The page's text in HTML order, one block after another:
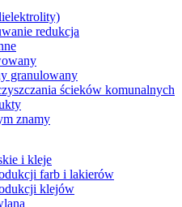
redukcja
granulowany
ścieków komunalnych
znamy
i kleje
farb i lakierów
klejów